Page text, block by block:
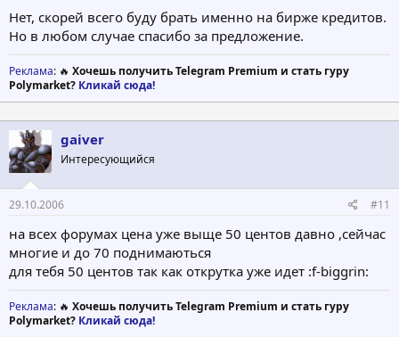
Нет, скорей всего буду брать именно на бирже кредитов.
Но в любом случае спасибо за предложение.
Реклама: 🔥 Хочешь получить Telegram Premium и стать гуру
Polymarket? Кликай сюда!
gaiver
Интересующийся
29.10.2006 #11
на всех форумах цена уже выще 50 центов давно ,сейчас
многие и до 70 поднимаються
для тебя 50 центов так как открутка уже идет :f-biggrin:
Реклама: 🔥 Хочешь получить Telegram Premium и стать гуру
Polymarket? Кликай сюда!